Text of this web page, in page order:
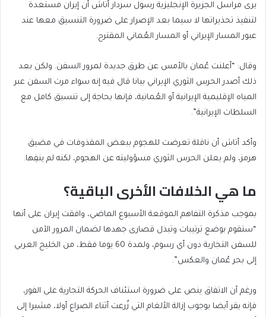
يرى مراسل الجزيرة الإنجليزية رسول سردار أتاش أن إيران مستعدة
لتنفيذ تحذيراتها لا سيما بعد الإصرار على ضرورة التنسيق معها عند
عبور المسار الإيراني أو المسار العُماني المقترح.
وقال: “أعلنت عُمان بالأمس عن طرق جديدة لمرور السفن. ولكن بعد
ذلك أصدر الحرس الثوري الإيراني بيانا قال فيه إنه سواء مرت السفن عبر
المياه الإقليمية الإيرانية أو العُمانية، فإنها بحاجة إلى تنسيق كامل مع
السلطات الإيرانية”.
وأكد أتاش أن ناقلة تعرضت للهجوم ببعض المقذوفات في مضيق
هرمز، ولم يعلن الحرس الثوري مسؤوليته عن الهجوم، لكنه لم ينفِها.
ما هي الخلافات الأخرى الباقية؟
بموجب مذكرة التفاهم الموقعة الأسبوع الماضي، وافقت إيران على أنها
“ستقوم بوضع ترتيبات وتبذل قصارى جهدها لضمان المرور الآمن
للسفن التجارية دون أي رسوم، ولمدة 60 يوما فقط، من الخليج العربي
إلى بحر عُمان والعكس”.
ورغم أن الاتفاق ينص على ضرورة استئناف الحركة التجارية على الفور،
فإنه يقر أيضا بوجوب إزالة الألغام التي زُرعت أثناء الصراع أولا، مشيرا إلى